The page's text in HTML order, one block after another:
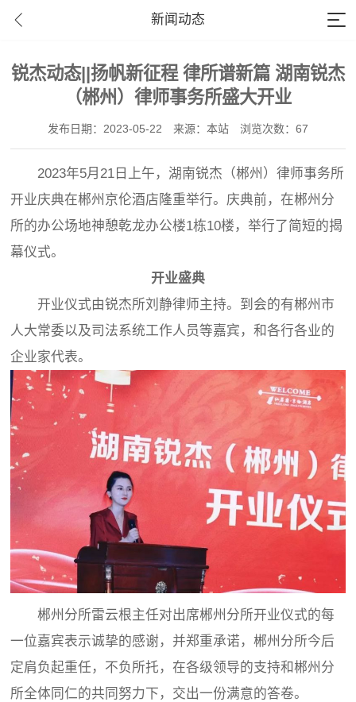
新闻动态
锐杰动态||扬帆新征程 律所谱新篇 湖南锐杰
（郴州）律师事务所盛大开业
发布日期：2023-05-22 来源：本站 浏览次数：67
2023年5月21日上午，湖南锐杰（郴州）律师事务所
开业庆典在郴州京伦酒店隆重举行。庆典前，在郴州分
所的办公场地神憩乾龙办公楼1栋10楼，举行了简短的揭
幕仪式。
开业盛典
开业仪式由锐杰所刘静律师主持。到会的有郴州市
人大常委以及司法系统工作人员等嘉宾，和各行各业的
企业家代表。
郴州分所雷云根主任对出席郴州分所开业仪式的每
一位嘉宾表示诚挚的感谢，并郑重承诺，郴州分所今后
定肩负起重任，不负所托，在各级领导的支持和郴州分
所全体同仁的共同努力下，交出一份满意的答卷。